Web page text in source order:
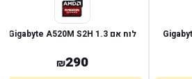
לוח אם Gigabyte A520M S2H 1.3
₪290